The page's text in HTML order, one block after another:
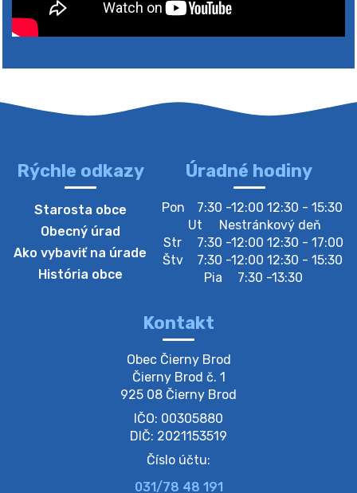
4. augusta 2026 10:05
Zberný dvor-Gyűjtőudvar
Oznamujeme obyvateľom, že v stredu 05. augusta
bude zberný dvor zatvorený. Értesítjük a lakosokat,
hogy szerdán augusztus 05-én a gyűjtőudvar zárva
lesz https://ciernybrod.sk?p=214…
Zber separovaného odpadu plastu-
Szeparált műanya…
Oznamujeme obyvateľom, že v stredu 05. augusta
prebehne zber separovaného odpadu plastu. Prosíme
obyvateľov, aby vrecia s odpadom vyložili pred dom už
večer vopred, nakoľko firma F…
4. augusta 2026 09:51
Rýchle odkazy
Starosta obce
Obecný úrad
Ako vybaviť na úrade
História obce
Úradné hodiny
Pon
7:30 -12:00 12:30 - 15:30
Ut
Nestránkový deň
Str
7:30 -12:00 12:30 - 17:00
Štv
7:30 -12:00 12:30 - 15:30
Pia
7:30 -13:30
Kontakt
Obec Čierny Brod
Čierny Brod č. 1
925 08 Čierny Brod
IČO: 00305880
DIČ: 2021153519
Číslo účtu:
031/78 48 191